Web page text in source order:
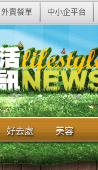
外賣餐單 中小企平台
好去處 美容